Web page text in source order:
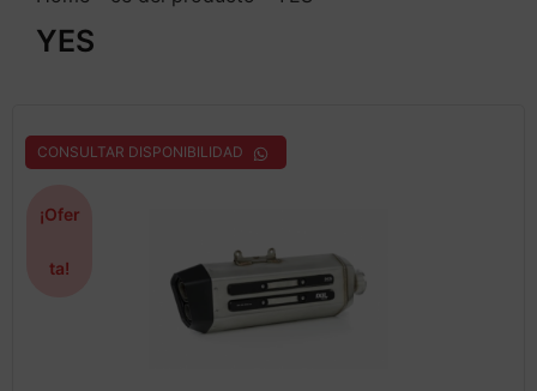
YES
CONSULTAR DISPONIBILIDAD